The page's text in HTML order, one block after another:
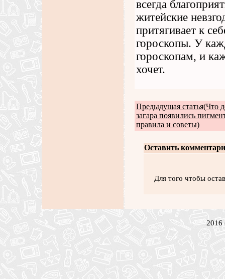
всегда
житейские
притягивает к
гороскопы. У
гороскопам, и
хочет.
Предыдущая статья(Что
загара появились
правила и советы)
Оставить
Для того чтобы